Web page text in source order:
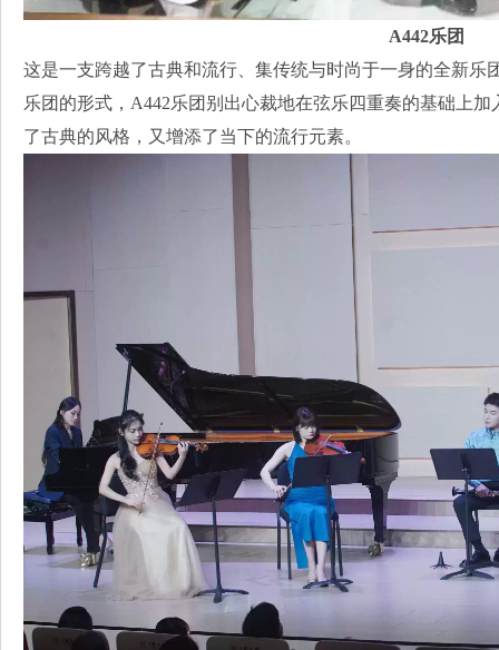
A442乐团
这是一支跨越了古典和流行、集传统与时尚于一身的全新乐
乐团的形式，A442乐团别出心裁地在弦乐四重奏的基础上
了古典的风格，又增添了当下的流行元素。